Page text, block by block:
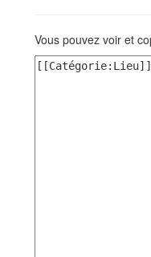
Vous pouvez voir et